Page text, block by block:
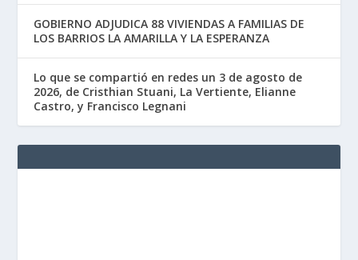
GOBIERNO ADJUDICA 88 VIVIENDAS A FAMILIAS DE
LOS BARRIOS LA AMARILLA Y LA ESPERANZA
Lo que se compartió en redes un 3 de agosto de
2026, de Cristhian Stuani, La Vertiente, Elianne
Castro, y Francisco Legnani